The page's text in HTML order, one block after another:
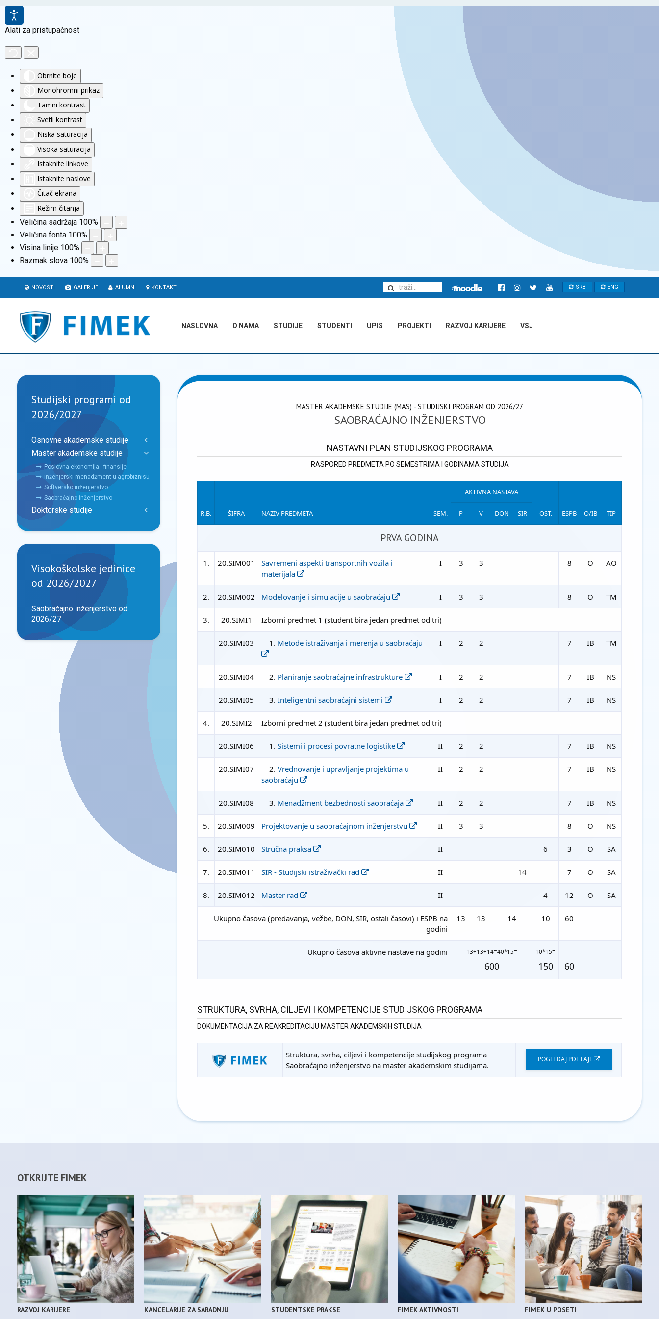
Alati za pristupačnost
Obrnite boje
Monohromni prikaz
Tamni kontrast
Svetli kontrast
Niska saturacija
Visoka saturacija
Istaknite linkove
Istaknite naslove
Čitač ekrana
Režim čitanja
Veličina sadržaja 100%
Veličina fonta 100%
Visina linije 100%
Razmak slova 100%
NOVOSTI GALERIJE ALUMNI KONTAKT SRB ENG
NASLOVNA O NAMA STUDIJE STUDENTI UPIS PROJEKTI RAZVOJ KARIJERE VSJ
MASTER AKADEMSKE STUDIJE (MAS) - STUDIJSKI PROGRAM OD 2026/27
SAOBRAĆAJNO INŽENJERSTVO
NASTAVNI PLAN STUDIJSKOG PROGRAMA
RASPORED PREDMETA PO SEMESTRIMA I GODINAMA STUDIJA
R.B. ŠIFRA NAZIV PREDMETA SEM.
AKTIVNA NASTAVA
OST. ESPB O/IB TIP
P V DON SIR
PRVA GODINA
1. 20.SIM001
Savremeni aspekti transportnih vozila i
materijala
I 3 3 8 O AO
2. 20.SIM002 Modelovanje i simulacije u saobraćaju I 3 3 8 O TM
3. 20.SIMI1 Izborni predmet 1 (student bira jedan predmet od tri)
20.SIMI03 1. Metode istraživanja i merenja u saobraćaju I 2 2 7 IB TM
20.SIMI04 2. Planiranje saobraćajne infrastrukture I 2 2 7 IB NS
20.SIMI05 3.Inteligentni saobraćajni sistemi I 2 2 7 IB NS
4. 20.SIMI2 Izborni predmet 2 (student bira jedan predmet od tri)
20.SIMI06 1.Sistemi i procesi povratne logistike II 2 2 7 IB NS
20.SIMI07 2.Vrednovanje i upravljanje projektima u
saobraćaju
II 2 2 7 IB NS
20.SIMI08 3. Menadžment bezbednosti saobraćaja II 2 2 7 IB NS
5. 20.SIM009 Projektovanje u saobraćajnom inženjerstvu II 3 3 8 O NS
6. 20.SIM010 Stručna praksa II 6 3 O SA
7. 20.SIM011 SIR - Studijski istraživački rad II 14 7 O SA
8. 20.SIM012 Master rad II 4 12 O SA
Ukupno časova (predavanja, vežbe, DON, SIR, ostali časovi) i ESPB na
godini
13 13 14 10 60
Ukupno časova aktivne nastave na godini 13+13+14=40*15=
600
10*15=
150 60
STRUKTURA, SVRHA, CILJEVI I KOMPETENCIJE STUDIJSKOG PROGRAMA
DOKUMENTACIJA ZA REAKREDITACIJU MASTER AKADEMSKIH STUDIJA
Struktura, svrha, ciljevi i kompetencije studijskog programa
Saobraćajno inženjerstvo na master akademskim studijama.
POGLEDAJ PDF FAJL
Studijski programi od
2026/2027
Osnovne akademske studije
Master akademske studije
Poslovna ekonomija i finansije
Inženjerski menadžment u agrobiznisu
Softversko inženjerstvo
Saobraćajno inženjerstvo
Doktorske studije
Visokoškolske jedinice
od 2026/2027
Saobraćajno inženjerstvo od
2026/27
OTKRIJTE FIMEK
RAZVOJ KARIJERE KANCELARIJE ZA SARADNJU STUDENTSKE PRAKSE FIMEK AKTIVNOSTI FIMEK U POSETI